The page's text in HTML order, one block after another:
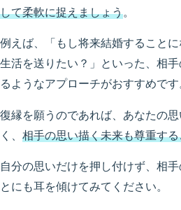
して柔軟に捉えましょう。
例えば、「もし将来結婚すること
生活を送りたい？」といった、相
るようなアプローチがおすすめです
復縁を願うのであれば、あなたの
く、 相手の思い描く未来も尊重す
自分の思いだけを押し付けず、相
とにも耳を傾けてみてください。